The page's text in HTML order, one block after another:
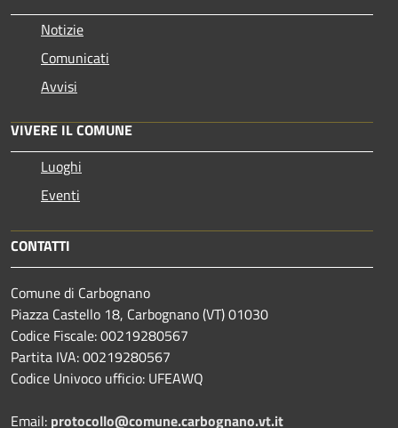
Notizie
Comunicati
Avvisi
VIVERE IL COMUNE
Luoghi
Eventi
CONTATTI
Comune di Carbognano
Piazza Castello 18, Carbognano (VT) 01030
Codice Fiscale: 00219280567
Partita IVA: 00219280567
Codice Univoco ufficio: UFEAWQ
Email: protocollo@comune.carbognano.vt.it